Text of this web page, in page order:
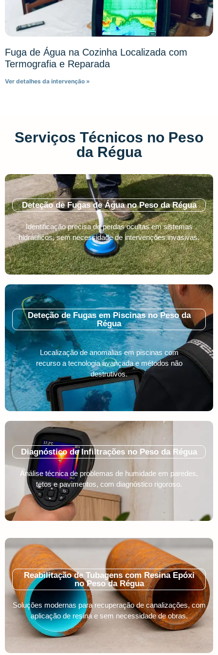
Fuga de Água na Cozinha Localizada com
Termografia e Reparada
Ver detalhes da intervenção »
Serviços Técnicos no Peso
da Régua
Deteção de Fugas de Água no Peso da Régua
Identificação precisa de perdas ocultas em sistemas
hidráulicos, sem necessidade de intervenções invasivas.
Deteção de Fugas em Piscinas no Peso da
Régua
Localização de anomalias em piscinas com
recurso a tecnologia avançada e métodos não
destrutivos.
Diagnóstico de Infiltrações no Peso da Régua
Análise técnica de problemas de humidade em paredes,
tetos e pavimentos, com diagnóstico rigoroso.
Reabilitação de Tubagens com Resina Epóxi
no Peso da Régua
Soluções modernas para recuperação de canalizações, com
aplicação de resina e sem necessidade de obras.